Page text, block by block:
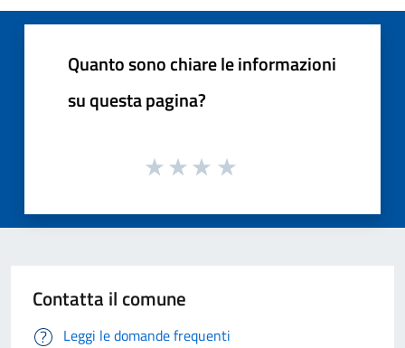
Quanto sono chiare le informazioni
su questa pagina?
Contatta il comune
Leggi le domande frequenti